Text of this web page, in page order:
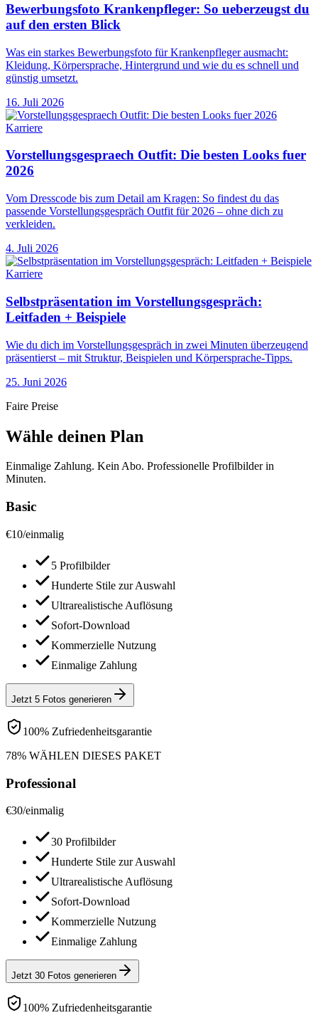
Bewerbungsfoto Krankenpfleger: So ueberzeugst du
auf den ersten Blick
Was ein starkes Bewerbungsfoto für Krankenpfleger ausmacht:
Kleidung, Körpersprache, Hintergrund und wie du es schnell und
günstig umsetzt.
16. Juli 2026
Karriere
Vorstellungsgespraech Outfit: Die besten Looks fuer
2026
Vom Dresscode bis zum Detail am Kragen: So findest du das
passende Vorstellungsgespräch Outfit für 2026 – ohne dich zu
verkleiden.
4. Juli 2026
Karriere
Selbstpräsentation im Vorstellungsgespräch:
Leitfaden + Beispiele
Wie du dich im Vorstellungsgespräch in zwei Minuten überzeugend
präsentierst – mit Struktur, Beispielen und Körpersprache-Tipps.
25. Juni 2026
Faire Preise
Wähle deinen Plan
Einmalige Zahlung. Kein Abo. Professionelle Profilbilder in
Minuten.
Basic
€10/einmalig
5 Profilbilder
Hunderte Stile zur Auswahl
Ultrarealistische Auflösung
Sofort-Download
Kommerzielle Nutzung
Einmalige Zahlung
Jetzt 5 Fotos generieren
100% Zufriedenheitsgarantie
78% WÄHLEN DIESES PAKET
Professional
€30/einmalig
30 Profilbilder
Hunderte Stile zur Auswahl
Ultrarealistische Auflösung
Sofort-Download
Kommerzielle Nutzung
Einmalige Zahlung
Jetzt 30 Fotos generieren
100% Zufriedenheitsgarantie